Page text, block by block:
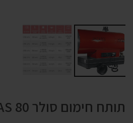
תותח חימום סולר ANTARAS 80